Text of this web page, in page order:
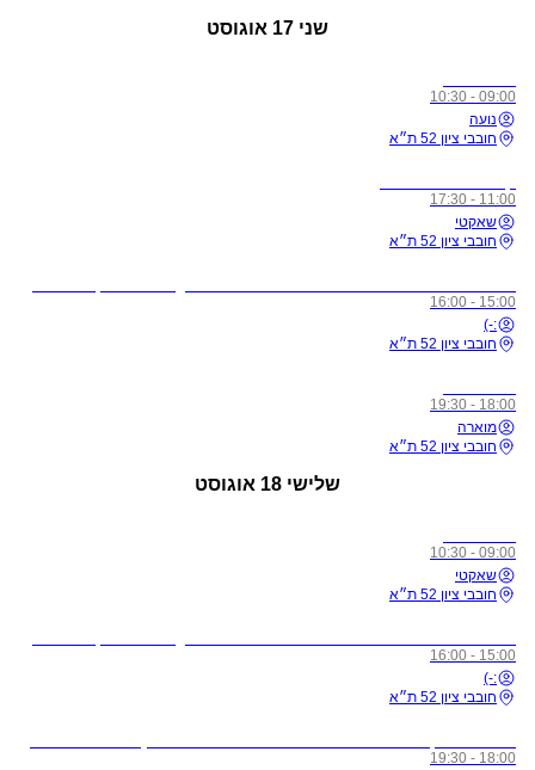
שני 17 אוגוסט
09:00 - 10:30
נועה
חובבי ציון 52 ת״א
11:00 - 17:30
שאקטי
חובבי ציון 52 ת״א
15:00 - 16:00
:-)
חובבי ציון 52 ת״א
18:00 - 19:30
מוארה
חובבי ציון 52 ת״א
שלישי 18 אוגוסט
09:00 - 10:30
שאקטי
חובבי ציון 52 ת״א
15:00 - 16:00
:-)
חובבי ציון 52 ת״א
18:00 - 19:30